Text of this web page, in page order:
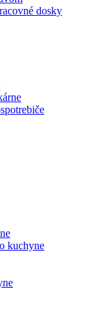
dosky
kuchyne